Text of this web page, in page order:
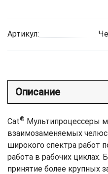
Артикул:
Описание
Cat® Мультипроцессеры
взаимозаменяемых
широкого спектра работ
работа в рабочих циклах.
принятие более крупных